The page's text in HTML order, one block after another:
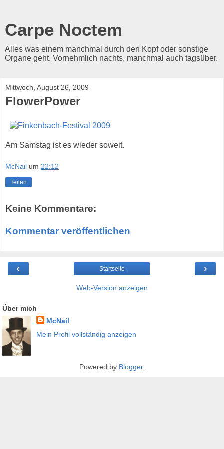
Carpe Noctem
Alles was einem manchmal durch den Kopf oder sonstige
Organe geht. Vornehmlich nachts, manchmal auch tagsüber.
Mittwoch, August 26, 2009
FlowerPower
Am Samstag ist es wieder soweit.
McNail um 22:12
Teilen
Keine Kommentare:
Kommentar veröffentlichen
‹ ›
Startseite
Web-Version anzeigen
Über mich
McNail
Mein Profil vollständig anzeigen
Powered by Blogger.